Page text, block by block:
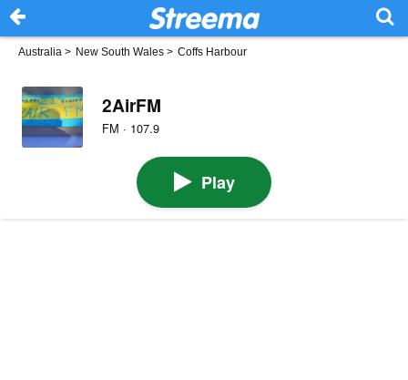
Australia > New South Wales > Coffs Harbour
2AirFM
FM · 107.9
Play